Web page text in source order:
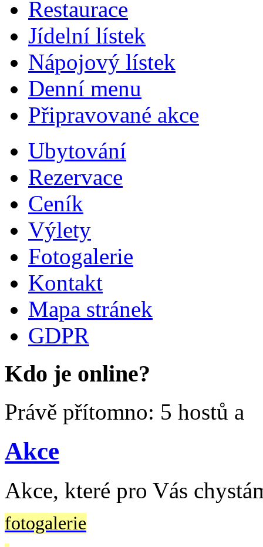
Restaurace
Jídelní lístek
Nápojový lístek
Denní menu
Připravované akce
Ubytování
Rezervace
Ceník
Výlety
Fotogalerie
Kontakt
Mapa stránek
GDPR
Kdo je online?
Právě přítomno: 5 hostů a
Akce
Akce, které pro Vás
fotogalerie